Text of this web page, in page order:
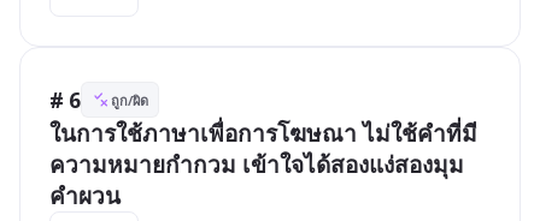
# 6 ถูก/ผิด
ในการใช้ภาษาเพื่อการโฆษณา ไม่ใช้คำที่มี
ความหมายกำกวม เข้าใจได้สองแง่สองมุม
คำผวน